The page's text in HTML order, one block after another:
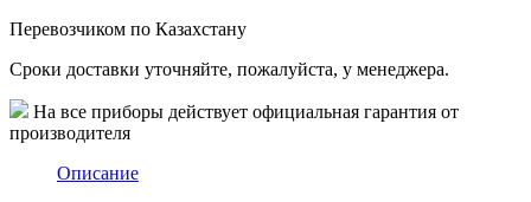
Перевозчиком по Казахстану
Сроки доставки уточняйте, пожалуйста, у менеджера.
На все приборы действует официальная гарантия от
производителя
Описание